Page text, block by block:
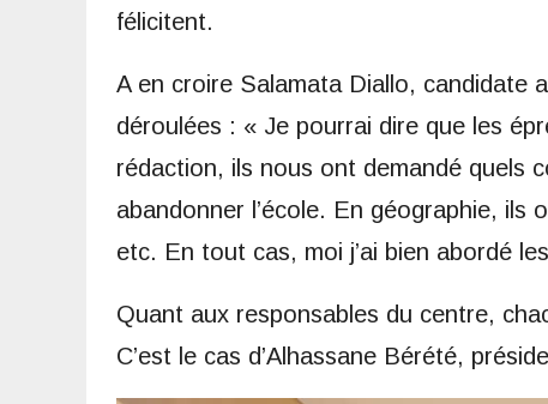
félicitent.
A en croire Salamata Diallo, candidate
déroulées : « Je pourrai dire que les
rédaction, ils nous ont demandé quels
abandonner l’école. En géographie,
etc. En tout cas, moi j’ai bien abordé
Quant aux responsables du centre,
C’est le cas d’Alhassane Bérété,